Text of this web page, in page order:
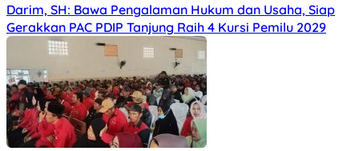
Darim, SH: Bawa Pengalaman Hukum dan Usaha, Siap
Gerakkan PAC PDIP Tanjung Raih 4 Kursi Pemilu 2029